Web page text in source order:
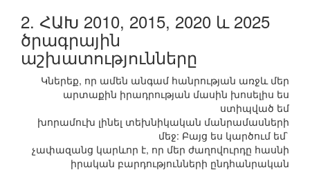
2. ՀԱԽ 2010, 2015, 2020 և 2025
ծրագրային
աշխատությունները
Կներեք, որ ամեն անգամ հանրության առջև մեր
արտաքին իրադրության մասին խոսելիս ես
ստիպված եմ
խորամուխ լինել տեխնիկական մանրամասների
մեջ: Բայց ես կարծում եմ`
չափազանց կարևոր է, որ մեր ժաղովուրդը հասնի
իրական բարդությունների ընդհանրական